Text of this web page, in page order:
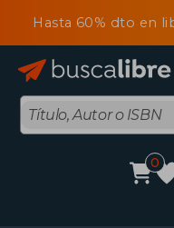
Hasta 60% dto en
0